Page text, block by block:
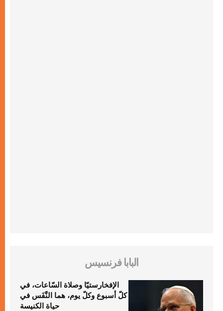
البابا فرنسيس
الإفخارستيّا وصلاة السّاعات، في
كلّ أسبوع وكلّ يوم، هما النَّفَس في
حياة الكنيسة